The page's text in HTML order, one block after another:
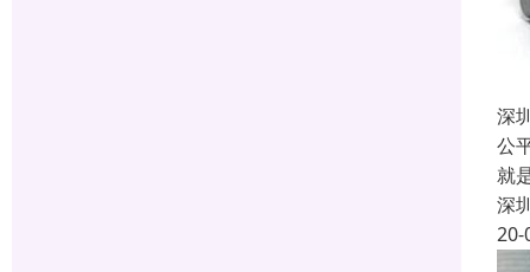
深
公
就
深
20-